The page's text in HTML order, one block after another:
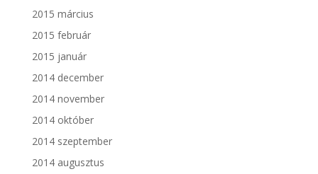
2015 március
2015 február
2015 január
2014 december
2014 november
2014 október
2014 szeptember
2014 augusztus